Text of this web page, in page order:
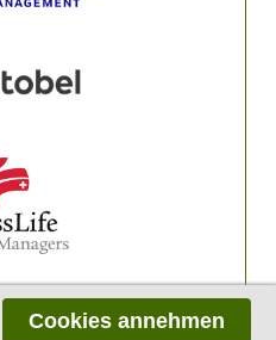
Cookies annehmen